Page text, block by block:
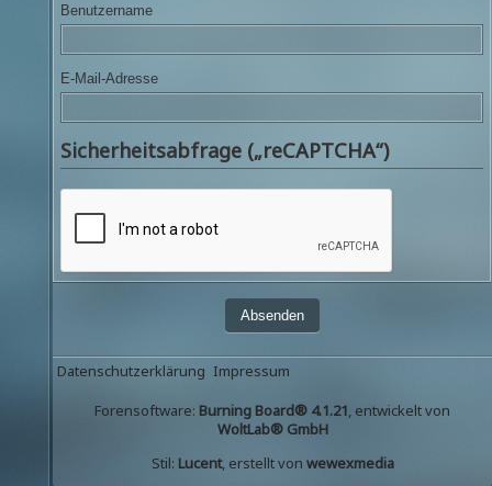
Benutzername
E-Mail-Adresse
Sicherheitsabfrage („reCAPTCHA“)
Datenschutzerklärung Impressum
Forensoftware: Burning Board® 4.1.21, entwickelt von
WoltLab® GmbH
Stil: Lucent, erstellt von wewexmedia